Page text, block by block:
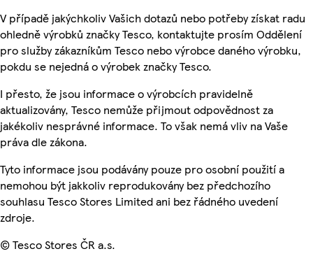
V případě jakýchkoliv Vašich dotazů nebo potřeby získat radu
ohledně výrobků značky Tesco, kontaktujte prosím Oddělení
pro služby zákazníkům Tesco nebo výrobce daného výrobku,
pokdu se nejedná o výrobek značky Tesco.
I přesto, že jsou informace o výrobcích pravidelně
aktualizovány, Tesco nemůže přijmout odpovědnost za
jakékoliv nesprávné informace. To však nemá vliv na Vaše
práva dle zákona.
Tyto informace jsou podávány pouze pro osobní použití a
nemohou být jakkoliv reprodukovány bez předchozího
souhlasu Tesco Stores Limited ani bez řádného uvedení
zdroje.
© Tesco Stores ČR a.s.